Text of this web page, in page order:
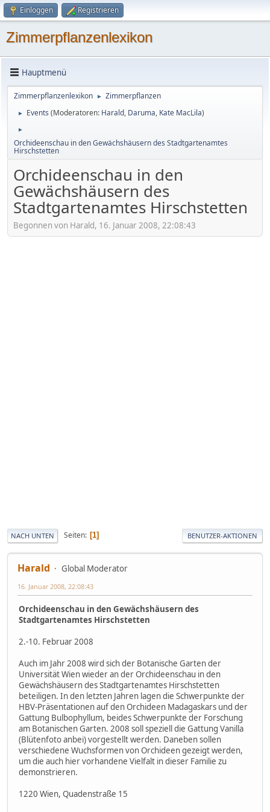
Einloggen Registrieren
Zimmerpflanzenlexikon
Hauptmenü
Zimmerpflanzenlexikon ► Zimmerpflanzen
► Events (Moderatoren: Harald, Daruma, Kate MacLila)
►
Orchideenschau in den Gewächshäusern des Stadtgartenamtes
Hirschstetten
Orchideenschau in den
Gewächshäusern des
Stadtgartenamtes Hirschstetten
Begonnen von Harald, 16. Januar 2008, 22:08:43
NACH UNTEN Seiten 1 BENUTZER-AKTIONEN
Harald Global Moderator
16. Januar 2008, 22:08:43
Orchideenschau in den Gewächshäusern des
Stadtgartenamtes Hirschstetten
2.-10. Februar 2008
Auch im Jahr 2008 wird sich der Botanische Garten der
Universität Wien wieder an der Orchideenschau in den
Gewächshäusern des Stadtgartenamtes Hirschstetten
beteiligen. In den letzten Jahren lagen die Schwerpunkte der
HBV-Präsentationen auf den Orchideen Madagaskars und der
Gattung Bulbophyllum, beides Schwerpunkte der Forschung
am Botanischen Garten. 2008 soll speziell die Gattung Vanilla
(Blütenfoto anbei) vorgestellt werden. Daneben sollen
verschiedene Wuchsformen von Orchideen gezeigt werden,
um die auch hier vorhandene Vielfalt in dieser Familie zu
demonstrieren.
1220 Wien, Quadenstraße 15